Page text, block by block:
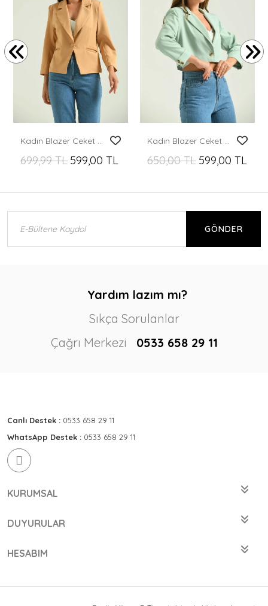
Kadın Blazer Ceket Bel Boy Vatkalı Tek Düğmeli Blazer Bej - T026
699,99 TL 599,00 TL
Kadın Blazer Ceket Tek Düğmeli Vatka Detaylı Kol Katlamalı Kadın Blazer Ceket Mint - T032
650,00 TL 599,00 TL
GÖNDER
Yardım lazım mı?
Sıkça Sorulanlar
Çağrı Merkezi
0533 658 29 11
Canlı Destek : 0533 658 29 11
WhatsApp Destek : 0533 658 29 11
KURUMSAL
DUYURULAR
HESABIM